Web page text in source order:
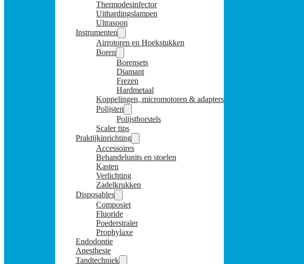
Thermodesinfector
Uithardingslampen
Ultrasoon
Instrumenten
Airrotoren en Hoekstukken
Boren
Borensets
Diamant
Frezen
Hardmetaal
Koppelingen, micromotoren & adapters
Polijsten
Polijstborstels
Scaler tips
Praktijkinrichting
Accessoires
Behandelunits en stoelen
Kasten
Verlichting
Zadelkrukken
Disposables
Composiet
Fluoride
Poederstraler
Prophylaxe
Endodontie
Anesthesie
Tandtechniek